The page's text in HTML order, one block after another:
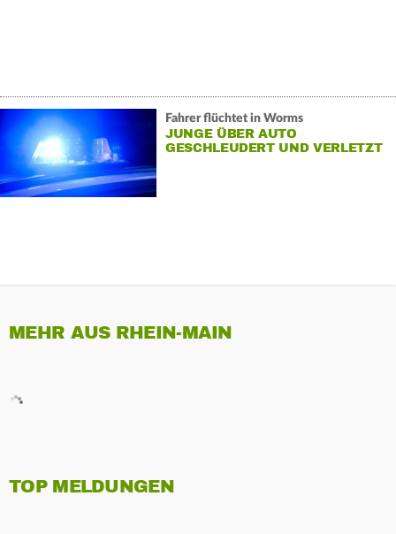
Fahrer flüchtet in Worms
JUNGE ÜBER AUTO
GESCHLEUDERT UND VERLETZT
MEHR AUS RHEIN-MAIN
TOP MELDUNGEN